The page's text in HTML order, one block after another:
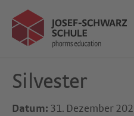
Silvester
Datum: 31. Dezember